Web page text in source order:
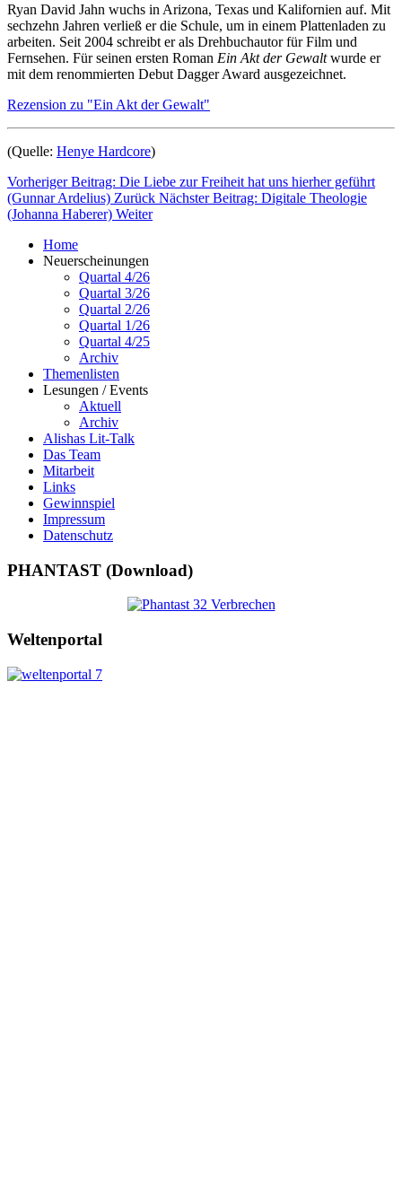
Ryan David Jahn wuchs in Arizona, Texas und Kalifornien auf. Mit
sechzehn Jahren verließ er die Schule, um in einem Plattenladen zu
arbeiten. Seit 2004 schreibt er als Drehbuchautor für Film und
Fernsehen. Für seinen ersten Roman Ein Akt der Gewaltwurde er
mit dem renommierten Debut Dagger Award ausgezeichnet.
Rezension zu "Ein Akt der Gewalt"
(Quelle: Henye Hardcore)
Vorheriger Beitrag: Die Liebe zur Freiheit hat uns hierher geführt
(Gunnar Ardelius) Zurück Nächster Beitrag: Digitale Theologie
(Johanna Haberer) Weiter
Home
Neuerscheinungen
Quartal 4/26
Quartal 3/26
Quartal 2/26
Quartal 1/26
Quartal 4/25
Archiv
Themenlisten
Lesungen / Events
Aktuell
Archiv
Alishas Lit-Talk
Das Team
Mitarbeit
Links
Gewinnspiel
Impressum
Datenschutz
PHANTAST (Download)
Weltenportal